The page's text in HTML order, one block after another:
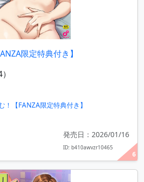
6
限定特典付き】
！【FANZA限定特典付き】
発売日：2026/01/16
ID: b410awvzr10465